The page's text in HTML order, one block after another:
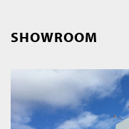
SHOWROOM